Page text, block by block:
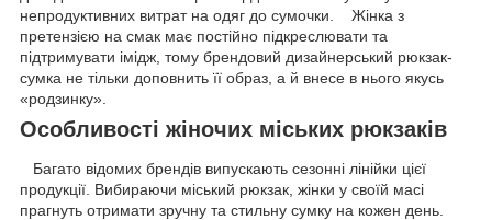
непродуктивних витрат на одяг до сумочки. Жінка з
претензією на смак має постійно підкреслювати та
підтримувати імідж, тому брендовий дизайнерський рюкзак-
сумка не тільки доповнить її образ, а й внесе в нього якусь
«родзинку».
Особливості жіночих міських рюкзаків
Багато відомих брендів випускають сезонні лінійки цієї
продукції. Вибираючи міський рюкзак, жінки у своїй масі
прагнуть отримати зручну та стильну сумку на кожен день.